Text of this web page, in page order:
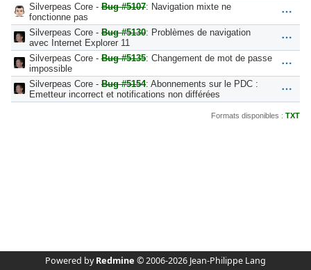
Silverpeas Core - Bug #5107: Navigation mixte ne
fonctionne pas
Silverpeas Core - Bug #5130: Problèmes de navigation
avec Internet Explorer 11
Silverpeas Core - Bug #5135: Changement de mot de passe
impossible
Silverpeas Core - Bug #5154: Abonnements sur le PDC :
Emetteur incorrect et notifications non différées
Formats disponibles : TXT
Powered byRedmine © 2006-2026 Jean-Philippe Lang